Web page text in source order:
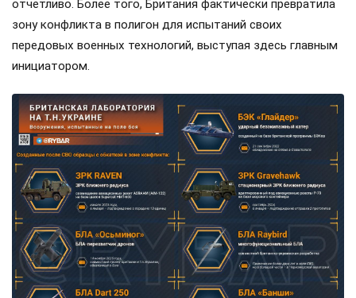
отчетливо. Более того, Британия фактически превратила
зону конфликта в полигон для испытаний своих
передовых военных технологий, выступая здесь главным
инициатором.